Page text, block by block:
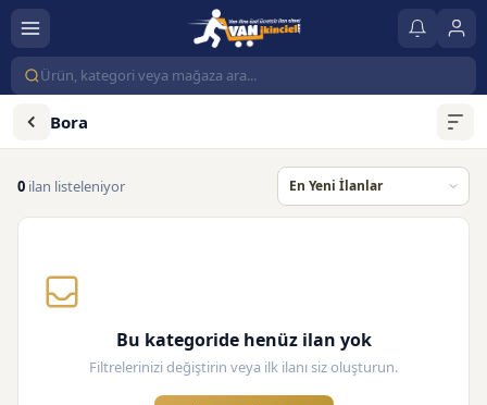
Bora
0 ilan listeleniyor
Bu kategoride henüz ilan yok
Filtrelerinizi değiştirin veya ilk ilanı siz oluşturun.